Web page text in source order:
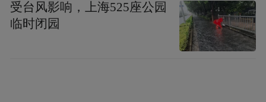
受台风影响，上海525座公园
临时闭园